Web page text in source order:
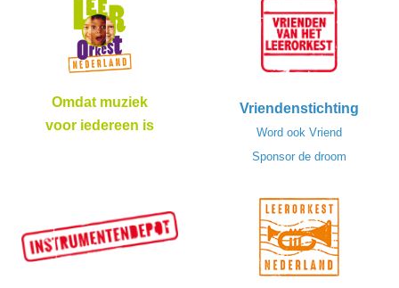
Omdat muziek
voor iedereen is
Vriendenstichting
Word ook Vriend
Sponsor de droom